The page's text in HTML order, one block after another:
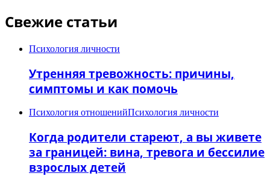
Свежие статьи
Психология личности
Утренняя тревожность: причины,
симптомы и как помочь
Психология отношенийПсихология личности
Когда родители стареют, а вы живете
за границей: вина, тревога и бессилие
взрослых детей